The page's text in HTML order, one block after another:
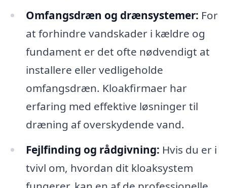
Omfangsdræn og drænsystemer: For
at forhindre vandskader i kældre og
fundament er det ofte nødvendigt at
installere eller vedligeholde
omfangsdræn. Kloakfirmaer har
erfaring med effektive løsninger til
dræning af overskydende vand.
Fejlfinding og rådgivning: Hvis du er i
tvivl om, hvordan dit kloaksystem